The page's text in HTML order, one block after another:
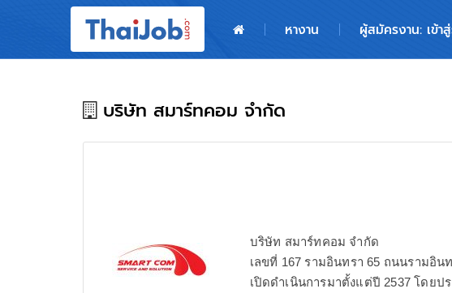
หางาน ผู้สมัครงาน: เข้า
ผู้สมัครงาน: เข้าสู่ระบบ
บริษัท สมาร์ทคอม จำกัด
บริษัท สมาร์ทคอม จำกัด
เลขที่ 167 รามอินทรา 65 ถนนรามอิน
เปิดดำเนินการมาตั้งแต่ปี 2537 โดยป